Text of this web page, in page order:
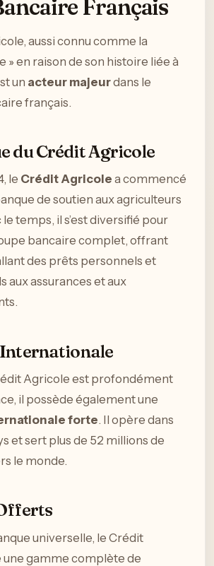
Français
aussi connu comme la
» en raison de son histoire liée à
un acteur majeurdans le
français.
du Crédit Agricole
le Crédit Agricole a commencé
de soutien aux agriculteurs
temps, il s’est diversifié pour
bancaire complet, offrant
des prêts personnels et
aux assurances et aux
Internationale
Agricole est profondément
il possède également une
forte. Il opère dans
et sert plus de 52 millions de
le monde.
universelle, le Crédit
gamme complète de